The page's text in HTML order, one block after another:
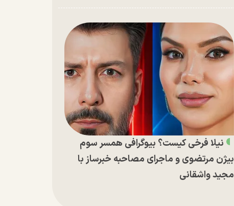
نیلا فرخی کیست؟ بیوگرافی همسر سوم
بیژن مرتضوی و ماجرای مصاحبه خبرساز با
مجید واشقانی